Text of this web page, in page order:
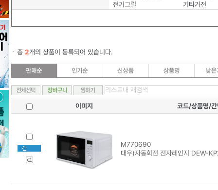
전기그릴
기타가전
총 2개의 상품이 등록되어 있습니다.
이미지 코드/상품명/간
M770690
대우)자동회전 전자레인지 DEW-